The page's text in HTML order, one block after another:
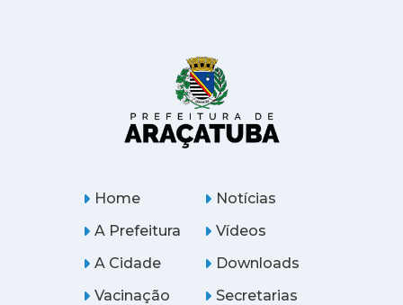
Home
A Prefeitura
A Cidade
Notícias
Vídeos
Downloads
Vacinação
Secretarias